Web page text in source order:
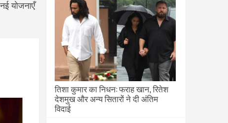
योजनाएँ
तिशा कुमार का निधन: फराह खान, रितेश
देशमुख और अन्य सितारों ने दी अंतिम
विदाई